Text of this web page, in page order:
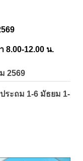
8.00-12.00 น.
2569
ระถม 1-6 มัธยม 1-